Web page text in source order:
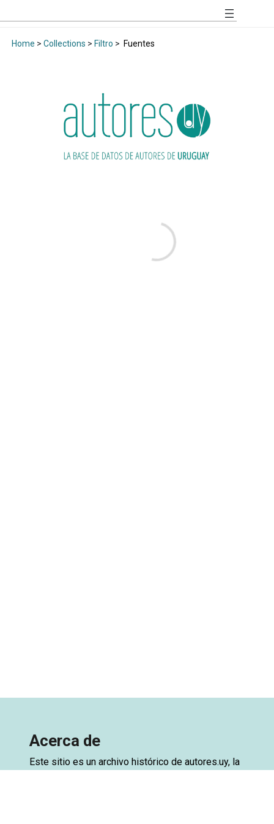
Home > Collections > Filtro > Fuentes
Acerca de
Este sitio es un archivo histórico de autores.uy, la